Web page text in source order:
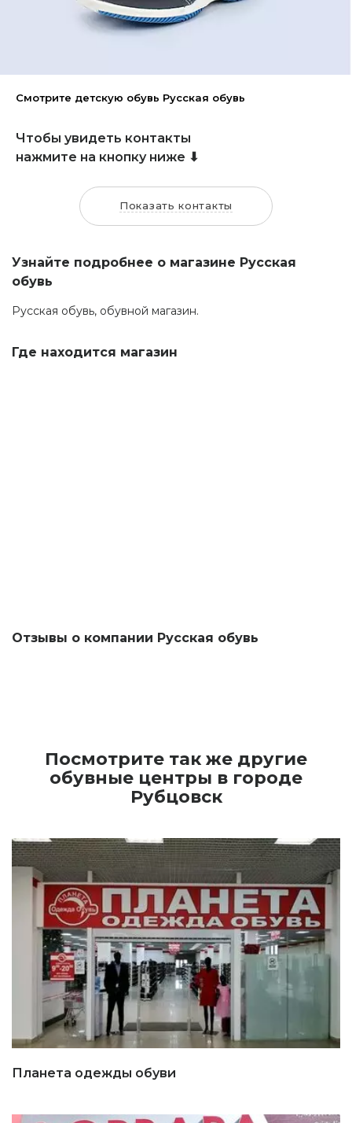
Смотрите детскую обувь Русская обувь
Чтобы увидеть контакты
нажмите на кнопку ниже ⬇
Показать контакты
Узнайте подробнее о магазине Русская
обувь
Русская обувь, обувной магазин.
Где находится магазин
Отзывы о компании Русская обувь
Посмотрите так же другие
обувные центры в городе
Рубцовск
Планета одежды обуви